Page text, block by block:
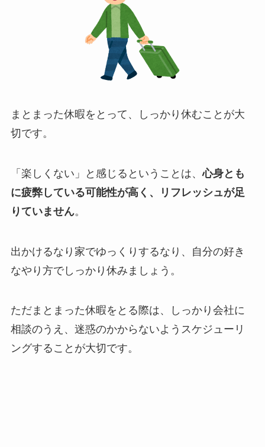
まとまった休暇をとって、しっかり休むことが大
切です。
「楽しくない」と感じるということは、心身とも
に疲弊している可能性が高く、リフレッシュが足
りていません。
出かけるなり家でゆっくりするなり、自分の好き
なやり方でしっかり休みましょう。
ただまとまった休暇をとる際は、しっかり会社に
相談のうえ、迷惑のかからないようスケジューリ
ングすることが大切です。